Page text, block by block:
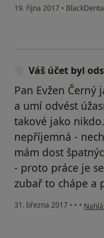
19. října 2017 •
Váš účet byl
Pan Evžen Černý
a umí odvést
takové jako
nepříjemná -
mám dost
- proto práce je
zubař to chápe a
31. března 2017 • • • podle